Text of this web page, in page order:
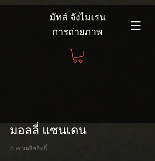
มัทส์ จังไมเรน
การถ่ายภาพ
มอลลี่ แซนเดน
© สงวนลิขสิทธิ์